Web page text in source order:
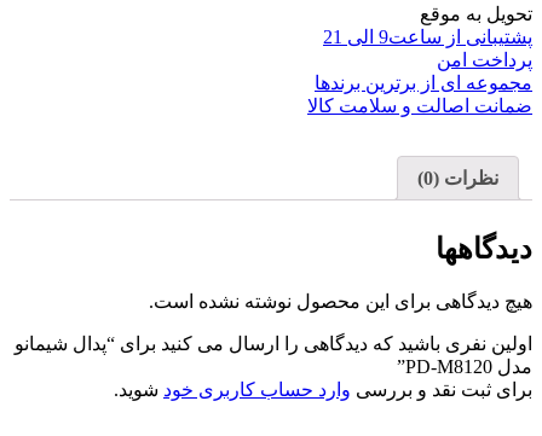
تحویل به موقع
پشتیبانی از ساعت9 الی 21
پرداخت امن
مجموعه ای از برترین برندها
ضمانت اصالت و سلامت کالا
نظرات (0)
دیدگاهها
هیچ دیدگاهی برای این محصول نوشته نشده است.
اولین نفری باشید که دیدگاهی را ارسال می کنید برای “پدال شیمانو
مدل PD-M8120”
برای ثبت نقد و بررسی وارد حساب کاربری خود شوید.